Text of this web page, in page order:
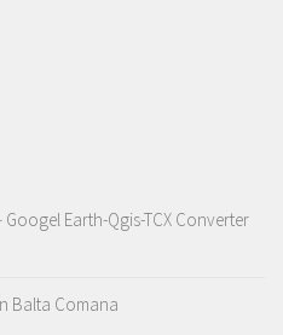
Earth-Qgis-TCX Converter
Balta Comana